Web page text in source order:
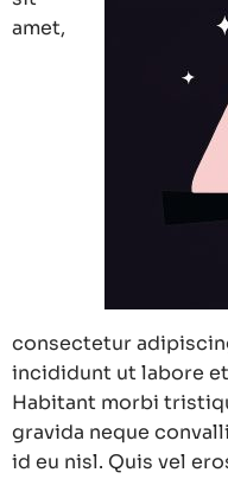
amet,
consectetur
incididunt ut labore
Habitant morbi
gravida neque
id eu nisl. Quis vel